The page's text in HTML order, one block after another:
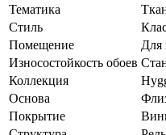
Тематика
Стиль
Помещение
Для
Износостойкость обоев
Коллекция
Основа
Покрытие